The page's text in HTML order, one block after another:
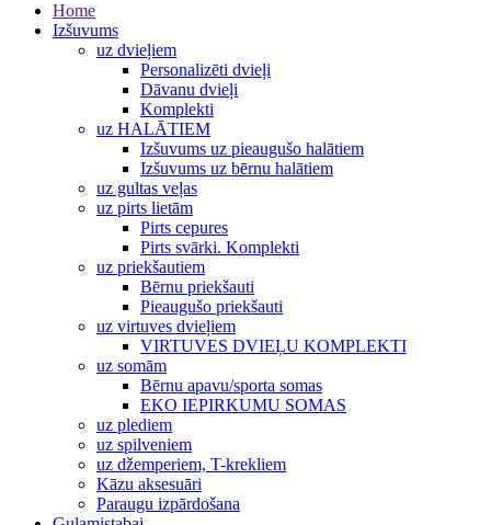
Home
Izšuvums
uz dvieļiem
Personalizēti dvieļi
Dāvanu dvieļi
Komplekti
uz HALĀTIEM
Izšuvums uz pieaugušo halātiem
Izšuvums uz bērnu halātiem
uz gultas veļas
uz pirts lietām
Pirts cepures
Pirts svārki. Komplekti
uz priekšautiem
Bērnu priekšauti
Pieaugušo priekšauti
uz virtuves dvieļiem
VIRTUVES DVIEĻU KOMPLEKTI
uz somām
Bērnu apavu/sporta somas
EKO IEPIRKUMU SOMAS
uz plediem
uz spilveniem
uz džemperiem, T-krekliem
Kāzu aksesuāri
Paraugu izpārdošana